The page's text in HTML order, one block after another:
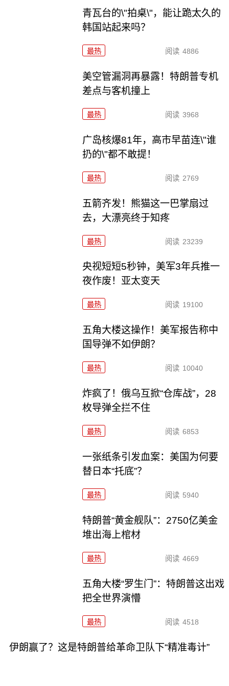
青瓦台的\"拍桌\"，能让跪太久的
韩国站起来吗？
最热 阅读 4886
美空管漏洞再暴露！特朗普专机
差点与客机撞上
最热 阅读 3968
广岛核爆81年，高市早苗连\"谁
扔的\"都不敢提！
最热 阅读 2769
五箭齐发！熊猫这一巴掌扇过
去，大漂亮终于知疼
最热 阅读 23239
央视短短5秒钟，美军3年兵推一
夜作废！亚太变天
最热 阅读 19100
五角大楼这操作！美军报告称中
国导弹不如伊朗？
最热 阅读 10040
炸疯了！俄乌互掀“仓库战”，28
枚导弹全拦不住
最热 阅读 6853
一张纸条引发血案：美国为何要
替日本“托底”？
最热 阅读 5940
特朗普“黄金舰队”：2750亿美金
堆出海上棺材
最热 阅读 4669
五角大楼“罗生门”：特朗普这出戏
把全世界演懵
最热 阅读 4518
伊朗赢了？这是特朗普给革命卫队下“精准毒计”